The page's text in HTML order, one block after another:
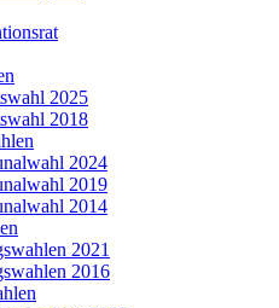
2025
2018
2024
2019
2014
2021
2016